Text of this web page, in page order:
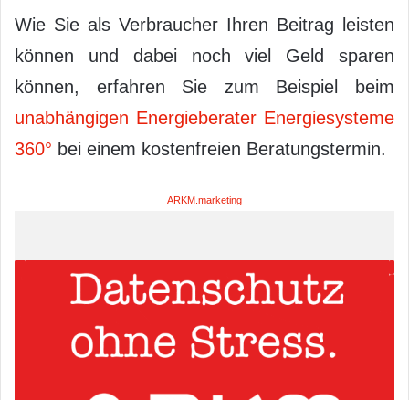
Wie Sie als Verbraucher Ihren Beitrag leisten
können und dabei noch viel Geld sparen
können, erfahren Sie zum Beispiel beim
unabhängigen Energieberater Energiesysteme
360° bei einem kostenfreien Beratungstermin.
ARKM.marketing